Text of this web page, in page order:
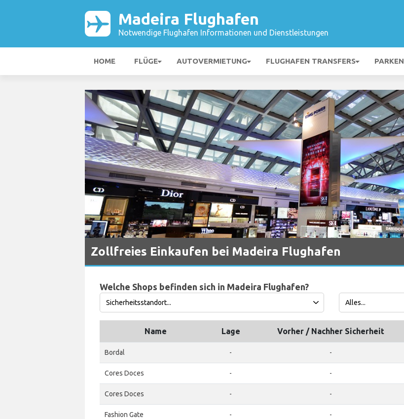
Madeira Flughafen
Notwendige Flughafen Informationen und Dienstleistungen
HOME FLÜGE AUTOVERMIETUNG FLUGHAFEN TRANSFERS PARKEN
Zollfreies Einkaufen bei Madeira Flughafen
Welche Shops befinden sich in Madeira Flughafen?
Name Lage Vorher / Nachher Sicherheit
Bordal - -
Cores Doces - -
Cores Doces - -
Fashion Gate - -